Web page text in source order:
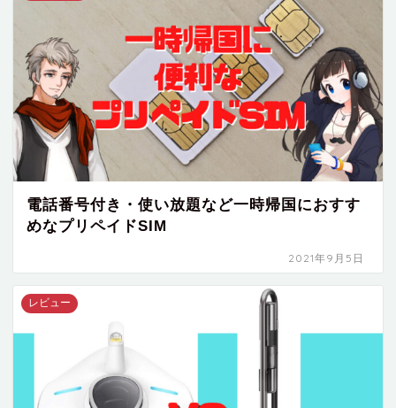
電話番号付き・使い放題など一時帰国におすす
めなプリペイドSIM
2021年9月5日
レビュー